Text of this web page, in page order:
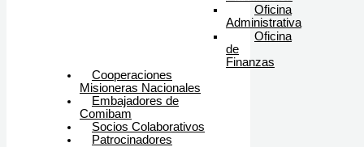
Oficina
Administrativa
Oficina
de
Finanzas
Cooperaciones
Misioneras Nacionales
Embajadores de
Comibam
Socios Colaborativos
Patrocinadores